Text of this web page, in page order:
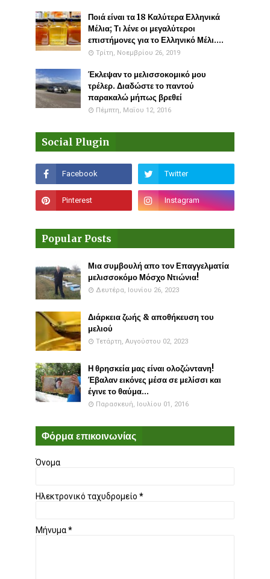
Ποιά είναι τα 18 Καλύτερα Ελληνικά
Μέλια; Τι λένε οι μεγαλύτεροι
επιστήμονες για το Ελληνικό Μέλι....
Τρίτη, Νοεμβρίου 26, 2019
Έκλεψαν το μελισσοκομικό μου
τρέλερ. Διαδώστε το παντού
παρακαλώ μήπως βρεθεί
Πέμπτη, Μαΐου 12, 2016
Social Plugin
Popular Posts
Μια συμβουλή απο τον Επαγγελματία
μελισσοκόμο Μόσχο Ντιώνια!
Δευτέρα, Ιουνίου 26, 2023
Διάρκεια ζωής & αποθήκευση του
μελιού
Τετάρτη, Αυγούστου 02, 2023
Η θρησκεία μας είναι ολοζώντανη!
Έβαλαν εικόνες μέσα σε μελίσσι και
έγινε το θαύμα...
Παρασκευή, Ιουλίου 01, 2016
Φόρμα επικοινωνίας
Όνομα
Ηλεκτρονικό ταχυδρομείο *
Μήνυμα*